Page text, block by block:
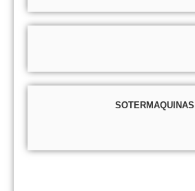
SOTERMAQUINAS